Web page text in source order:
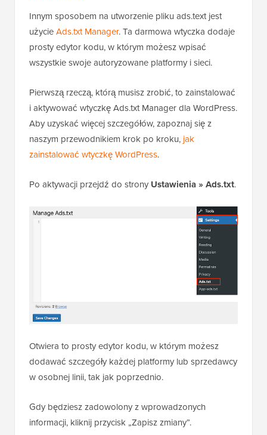
Innym sposobem na utworzenie pliku ads.text jest
użycieAds.txt Manager. Ta darmowa wtyczka dodaje
prosty edytor kodu, w którym możesz wpisać
wszystkie swoje autoryzowane platformy i sieci.
Pierwszą rzeczą, którą musisz zrobić, to zainstalować
i aktywować wtyczkę Ads.txt Manager dla WordPress.
Aby uzyskać więcej szczegółów, zapoznaj się z
naszym przewodnikiem krok po kroku, jak
zainstalować wtyczkę WordPress.
Po aktywacji przejdź do strony Ustawienia » Ads.txt.
Otwiera to prosty edytor kodu, w którym możesz
dodawać szczegóły każdej platformy lub sprzedawcy
w osobnej linii, tak jak poprzednio.
Gdy będziesz zadowolony z wprowadzonych
informacji, kliknij przycisk „Zapisz zmiany”.